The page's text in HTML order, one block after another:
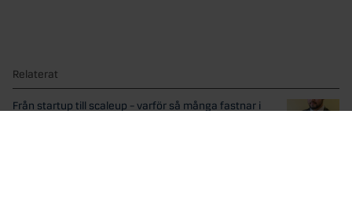
Relaterat
Från startup till scaleup – varför så många fastnar i